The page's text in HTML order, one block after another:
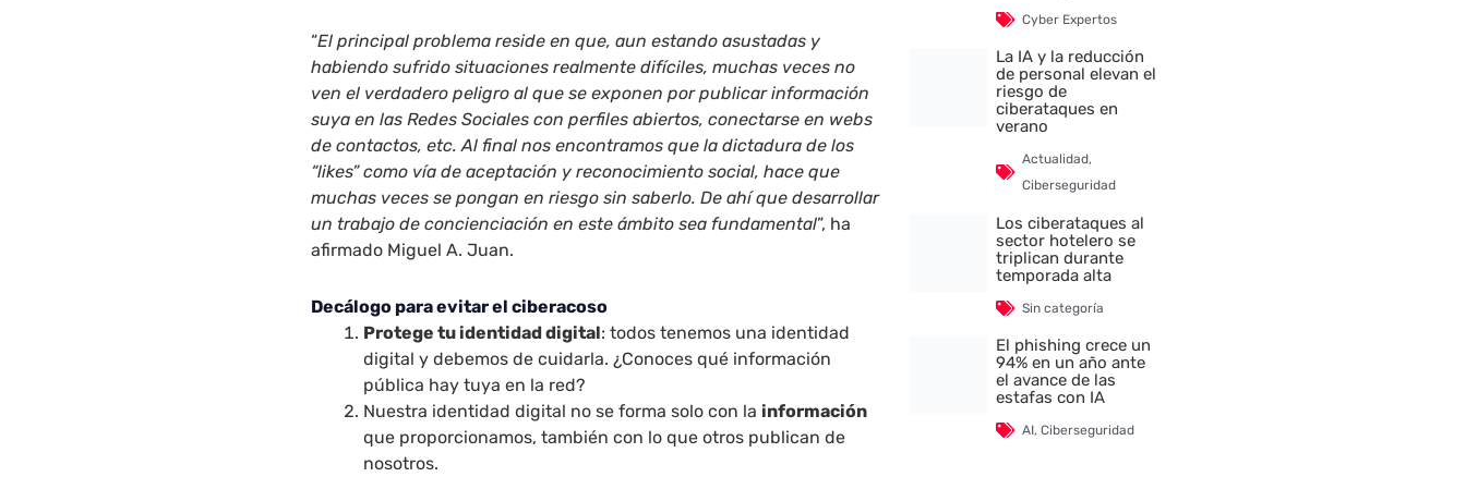
“El principal problema reside en que, aun estando asustadas y
habiendo sufrido situaciones realmente difíciles, muchas veces no
ven el verdadero peligro al que se exponen por publicar información
suya en las Redes Sociales con perfiles abiertos, conectarse en webs
de contactos, etc. Al final nos encontramos que la dictadura de los
“likes” como vía de aceptación y reconocimiento social, hace que
muchas veces se pongan en riesgo sin saberlo. De ahí que desarrollar
un trabajo de concienciación en este ámbito sea fundamental”, ha
afirmado Miguel A. Juan.
Decálogo para evitar el ciberacoso
Protege tu identidad digital: todos tenemos una identidad
digital y debemos de cuidarla. ¿Conoces qué información
pública hay tuya en la red?
Nuestra identidad digital no se forma solo con la información
que proporcionamos, también con lo que otros publican de
nosotros.
Cyber Expertos
La IA y la reducción
de personal elevan el
riesgo de
ciberataques en
verano
Actualidad,
Ciberseguridad
Los ciberataques al
sector hotelero se
triplican durante
temporada alta
Sin categoría
El phishing crece un
94% en un año ante
el avance de las
estafas con IA
AI,Ciberseguridad